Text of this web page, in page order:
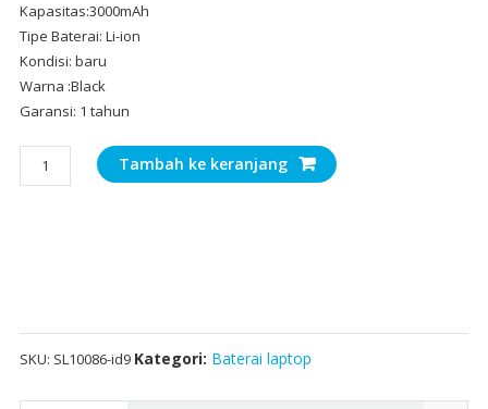
Kapasitas:3000mAh
Tipe Baterai: Li-ion
Kondisi: baru
Warna :Black
Garansi: 1 tahun
Kuantitas
Baterai
Tambah ke keranjang
SKU: SL10086-id9 Kategori: Baterai laptop